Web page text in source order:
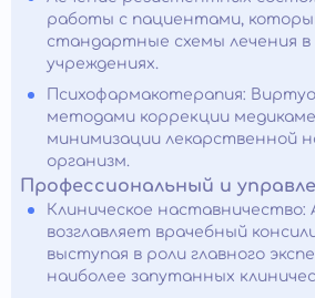
работы с пациентами,
стандартные схемы лечения в
учреждениях.
Психофармакотерапия:
методами коррекции
минимизации лекарственной
организм.
Профессиональный и
Клиническое наставничество:
возглавляет врачебный
выступая в роли главного
наиболее запутанных